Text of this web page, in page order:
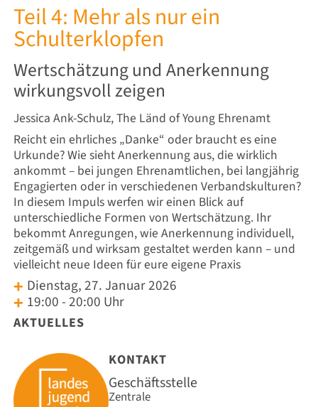
AKTUELLES
KONTAKT
Geschäftsstelle
Zentrale
Teil 4: Mehr als nur ein
Schulterklopfen
Wertschätzung und Anerkennung
wirkungsvoll zeigen
Jessica Ank-Schulz, The Länd of Young Ehrenamt
Reicht ein ehrliches „Danke“ oder braucht es eine
Urkunde? Wie sieht Anerkennung aus, die wirklich
ankommt – bei jungen Ehrenamtlichen, bei langjährig
Engagierten oder in verschiedenen Verbandskulturen?
In diesem Impuls werfen wir einen Blick auf
unterschiedliche Formen von Wertschätzung. Ihr
bekommt Anregungen, wie Anerkennung individuell,
zeitgemäß und wirksam gestaltet werden kann – und
vielleicht neue Ideen für eure eigene Praxis
Dienstag, 27. Januar 2026
19:00 - 20:00 Uhr